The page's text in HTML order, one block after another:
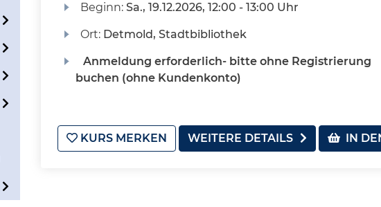
Beginn: Sa., 19.12.2026, 12:00 - 13:00 Uhr
Ort: Detmold, Stadtbibliothek
Anmeldung erforderlich- bitte ohne Registrierung
buchen (ohne Kundenkonto)
KURS MERKEN WEITERE DETAILS IN